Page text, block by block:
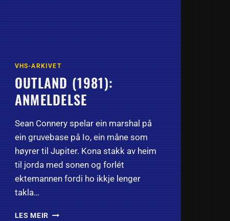
VHS-ARKIVET
OUTLAND (1981):
ANMELDELSE
Sean Connery spelar ein marshal på
ein gruvebase på Io, ein måne som
høyrer til Jupiter. Kona stakk av heim
til jorda med sonen og forlét
ektemannen fordi ho ikkje lenger
takla…
LES MEIR OUTLAND